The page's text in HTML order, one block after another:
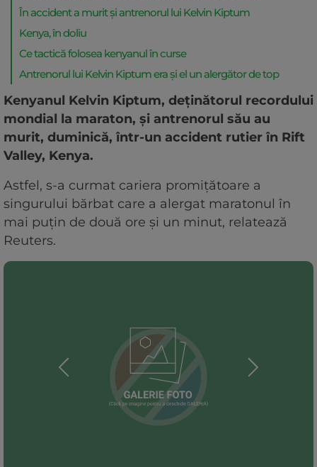
În accident a murit și antrenorul lui Kelvin Kiptum
Kenya, în doliu
Ce tactică folosea kenyanul în curse
Antrenorul lui Kelvin Kiptum era și el un alergător de top
Kenyanul Kelvin Kiptum, deţinătorul recordului
mondial la maraton, şi antrenorul său au
murit, duminică, într-un accident rutier în Rift
Valley, Kenya.
Astfel, s-a curmat cariera promiţătoare a
singurului bărbat care a alergat maratonul în
mai puţin de două ore şi un minut, relatează
Reuters.